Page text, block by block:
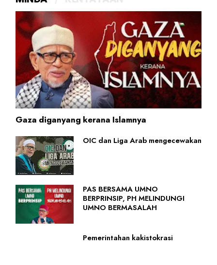
Gaza diganyang kerana Islamnya
OIC dan Liga Arab mengecewakan
PAS BERSAMA UMNO
BERPRINSIP, PH MELINDUNGI
UMNO BERMASALAH
Pemerintahan kakistokrasi